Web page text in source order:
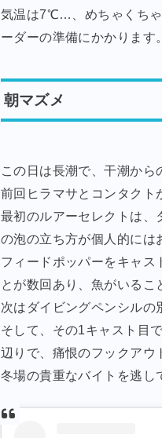
気温は7℃…、めちゃくちゃ
ーダーの準備にかかります。
朝マズメ
この日は長潮で、干潮から
前回ヒラマサとコンタクト
最初のルアーセレクトは、
の泡の立ち方が個人的には
フィードポッパーをキャス
とが数回あり、魚がいる
次はダイビングペンシルの
そして、その1キャスト目で
辺りで、痛恨のフックアウ
冬場の貴重なバイトを逃し